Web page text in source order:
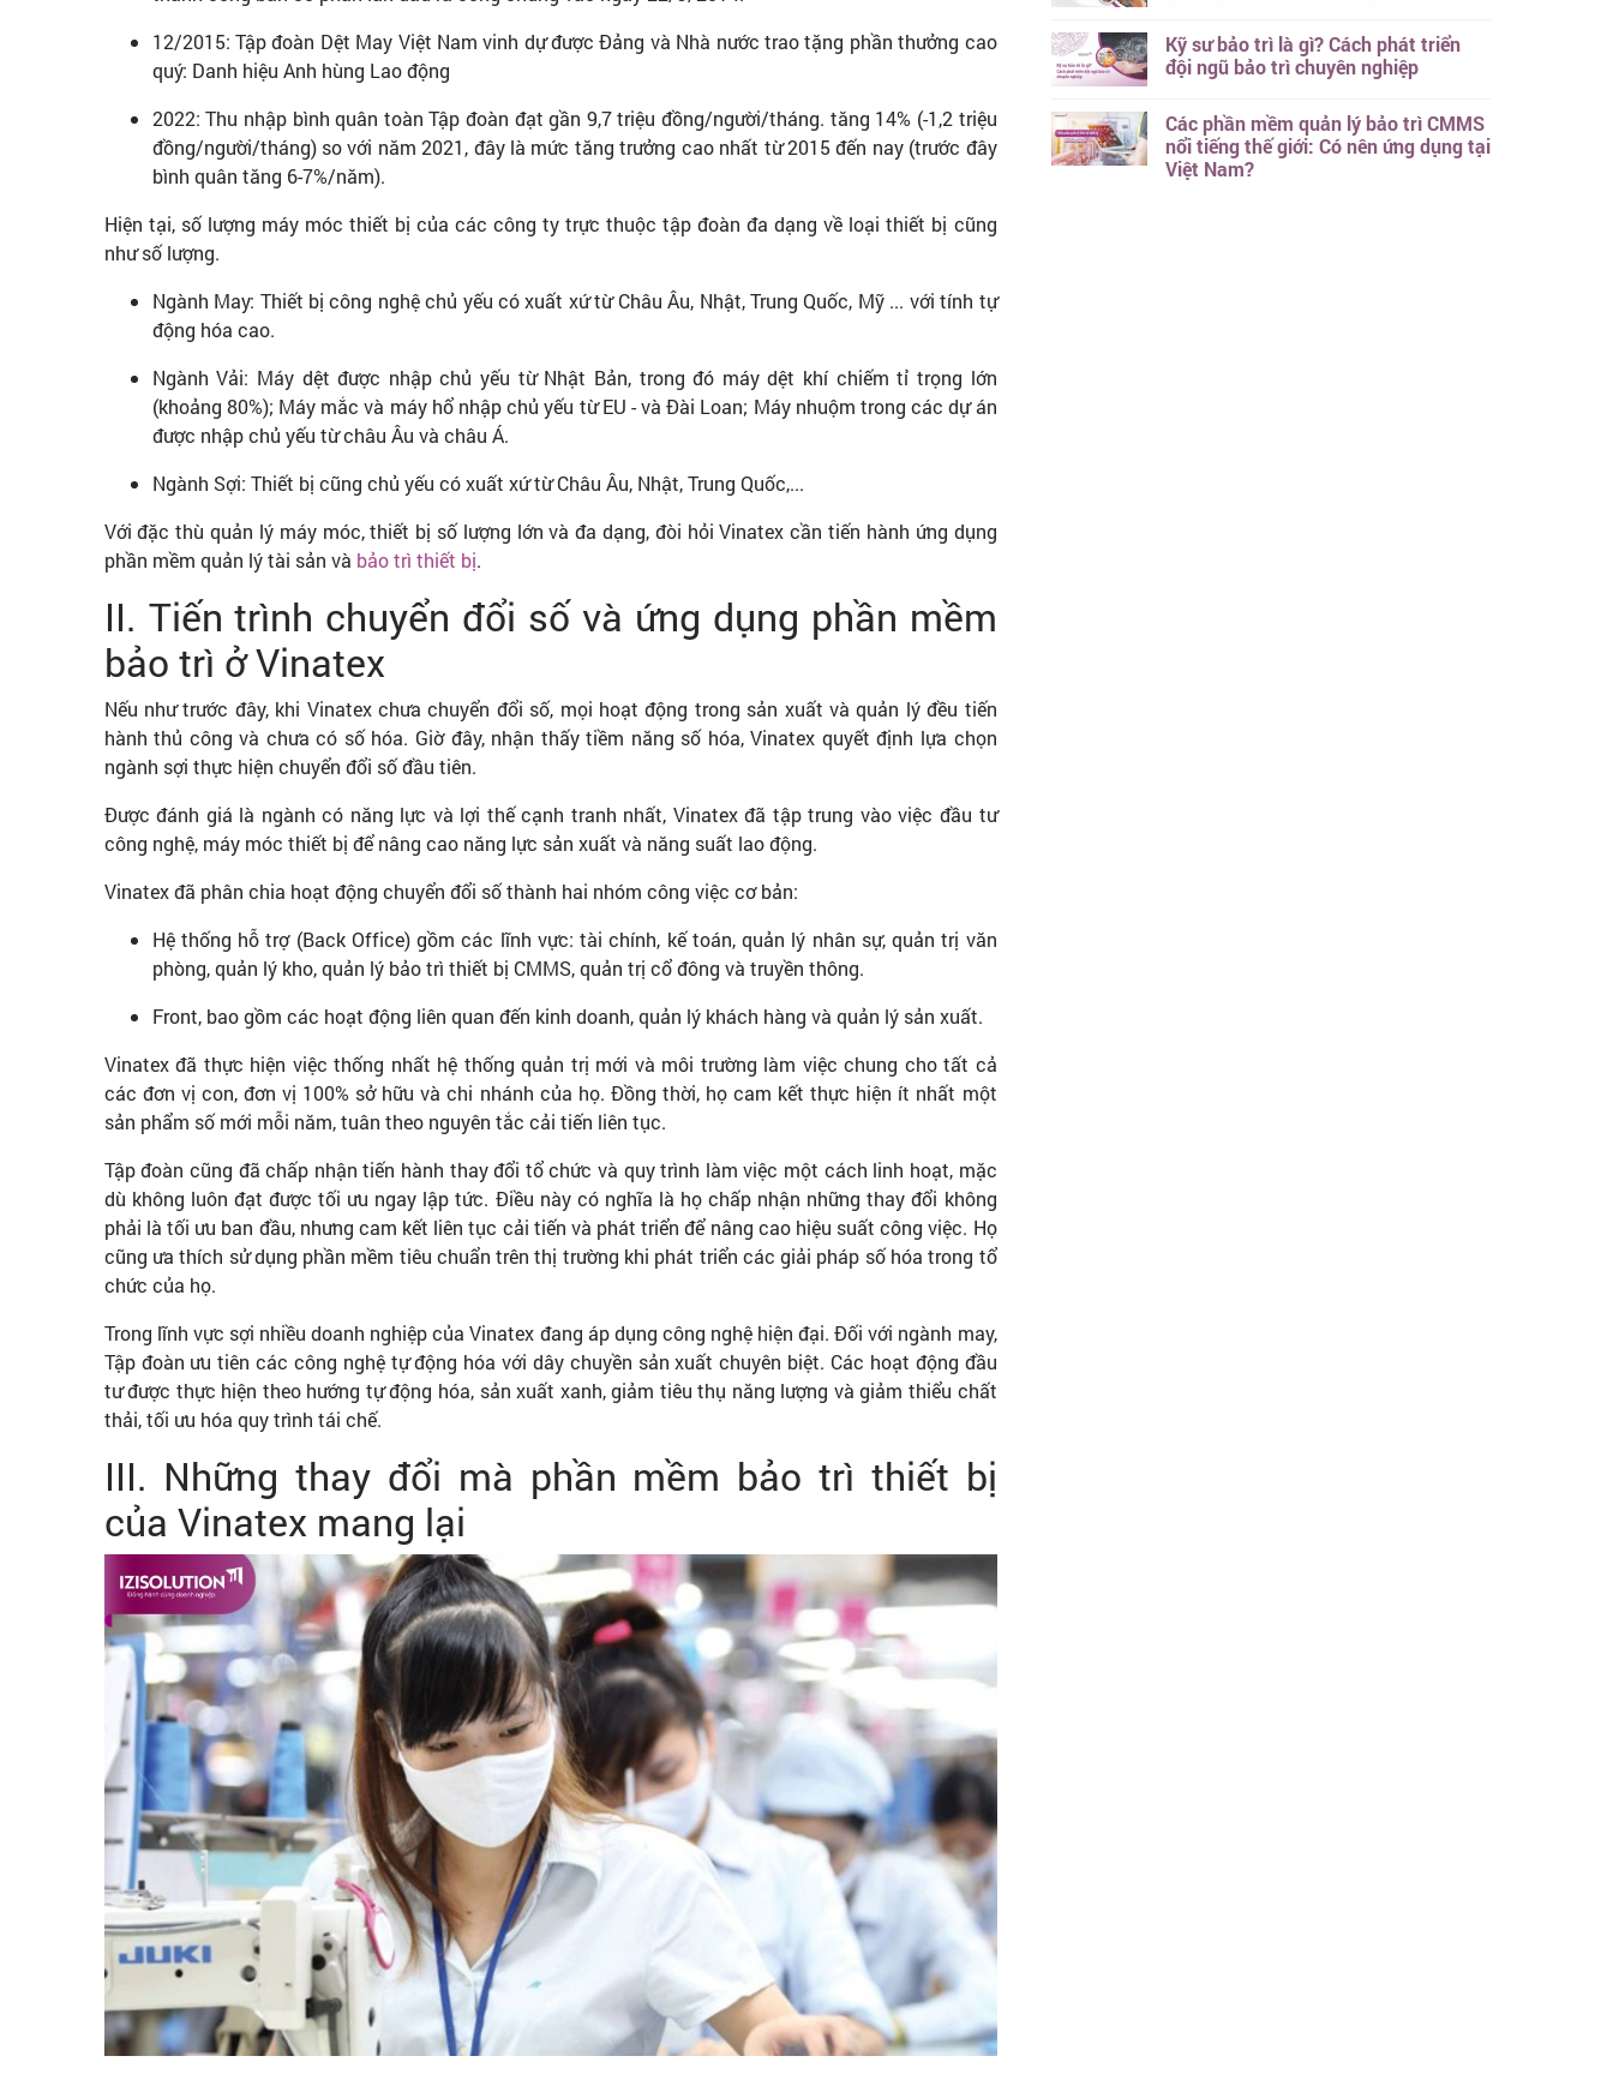
12/2015: Tập đoàn Dệt May Việt Nam vinh dự được Đảng và Nhà nước trao tặng phần thưởng cao
quý: Danh hiệu Anh hùng Lao động
2022: Thu nhập bình quân toàn Tập đoàn đạt gần 9,7 triệu đồng/người/tháng. tăng 14% (-1,2 triệu
đồng/người/tháng) so với năm 2021, đây là mức tăng trưởng cao nhất từ 2015 đến nay (trước đây
bình quân tăng 6-7%/năm).
Hiện tại, số lượng máy móc thiết bị của các công ty trực thuộc tập đoàn đa dạng về loại thiết bị cũng
như số lượng.
Ngành May: Thiết bị công nghệ chủ yếu có xuất xứ từ Châu Âu, Nhật, Trung Quốc, Mỹ ... với tính tự
động hóa cao.
Ngành Vải: Máy dệt được nhập chủ yếu từ Nhật Bản, trong đó máy dệt khí chiếm tỉ trọng lớn
(khoảng 80%); Máy mắc và máy hổ nhập chủ yếu từ EU - và Đài Loan; Máy nhuộm trong các dự án
được nhập chủ yếu từ châu Âu và châu Á.
Ngành Sợi: Thiết bị cũng chủ yếu có xuất xứ từ Châu Âu, Nhật, Trung Quốc,...
Với đặc thù quản lý máy móc, thiết bị số lượng lớn và đa dạng, đòi hỏi Vinatex cần tiến hành ứng dụng
phần mềm quản lý tài sản và bảo trì thiết bị.
II. Tiến trình chuyển đổi số và ứng dụng phần mềm
bảo trì ở Vinatex
Nếu như trước đây, khi Vinatex chưa chuyển đổi số, mọi hoạt động trong sản xuất và quản lý đều tiến
hành thủ công và chưa có số hóa. Giờ đây, nhận thấy tiềm năng số hóa, Vinatex quyết định lựa chọn
ngành sợi thực hiện chuyển đổi số đầu tiên.
Được đánh giá là ngành có năng lực và lợi thế cạnh tranh nhất, Vinatex đã tập trung vào việc đầu tư
công nghệ, máy móc thiết bị để nâng cao năng lực sản xuất và năng suất lao động.
Vinatex đã phân chia hoạt động chuyển đổi số thành hai nhóm công việc cơ bản:
Hệ thống hỗ trợ (Back Office) gồm các lĩnh vực: tài chính, kế toán, quản lý nhân sự, quản trị văn
phòng, quản lý kho, quản lý bảo trì thiết bị CMMS, quản trị cổ đông và truyền thông.
Front, bao gồm các hoạt động liên quan đến kinh doanh, quản lý khách hàng và quản lý sản xuất.
Vinatex đã thực hiện việc thống nhất hệ thống quản trị mới và môi trường làm việc chung cho tất cả
các đơn vị con, đơn vị 100% sở hữu và chi nhánh của họ. Đồng thời, họ cam kết thực hiện ít nhất một
sản phẩm số mới mỗi năm, tuân theo nguyên tắc cải tiến liên tục.
Tập đoàn cũng đã chấp nhận tiến hành thay đổi tổ chức và quy trình làm việc một cách linh hoạt, mặc
dù không luôn đạt được tối ưu ngay lập tức. Điều này có nghĩa là họ chấp nhận những thay đổi không
phải là tối ưu ban đầu, nhưng cam kết liên tục cải tiến và phát triển để nâng cao hiệu suất công việc. Họ
cũng ưa thích sử dụng phần mềm tiêu chuẩn trên thị trường khi phát triển các giải pháp số hóa trong tổ
chức của họ.
Trong lĩnh vực sợi nhiều doanh nghiệp của Vinatex đang áp dụng công nghệ hiện đại. Đối với ngành may,
Tập đoàn ưu tiên các công nghệ tự động hóa với dây chuyền sản xuất chuyên biệt. Các hoạt động đầu
tư được thực hiện theo hướng tự động hóa, sản xuất xanh, giảm tiêu thụ năng lượng và giảm thiểu chất
thải, tối ưu hóa quy trình tái chế.
III. Những thay đổi mà phần mềm bảo trì thiết bị
của Vinatex mang lại
Kỹ sư bảo trì là gì? Cách phát triển
đội ngũ bảo trì chuyên nghiệp
Các phần mềm quản lý bảo trì CMMS
nổi tiếng thế giới: Có nên ứng dụng tại
Việt Nam?